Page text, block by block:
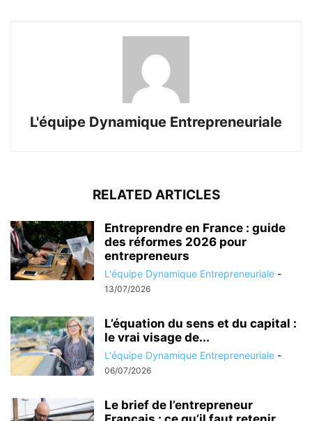
L'équipe Dynamique Entrepreneuriale
RELATED ARTICLES
Entreprendre en France : guide
des réformes 2026 pour
entrepreneurs
L'équipe Dynamique Entrepreneuriale -
13/07/2026
L’équation du sens et du capital :
le vrai visage de...
L'équipe Dynamique Entrepreneuriale -
06/07/2026
Le brief de l’entrepreneur